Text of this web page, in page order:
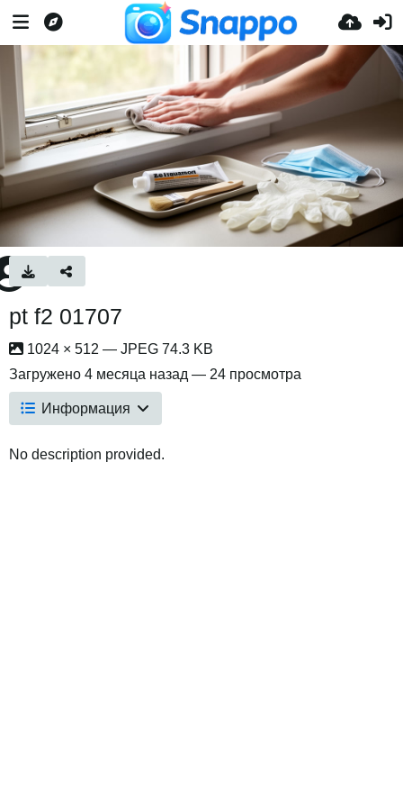
pt f2 01707
1024 × 512 — JPEG 74.3 KB
Загружено 4 месяца назад — 24 просмотра
Информация
No description provided.